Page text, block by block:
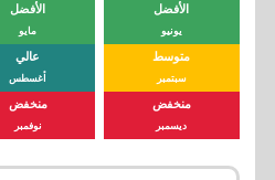
الأفضل
مايو
الأفضل
يونيو
عالي
أغسطس
متوسط
سبتمبر
منخفض
نوفمبر
منخفض
ديسمبر